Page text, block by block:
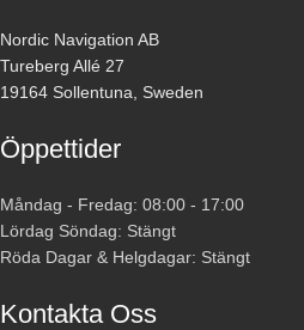
Nordic Navigation AB
Tureberg Allé 27
19164 Sollentuna, Sweden
Öppettider
Måndag - Fredag: 08:00 - 17:00
Lördag Söndag: Stängt
Röda Dagar & Helgdagar: Stängt
Kontakta Oss